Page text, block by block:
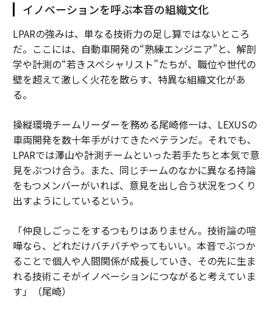
イノベーションを呼ぶ本音の組織文化
LPARの強みは、単なる技術力の足し算ではないところ
だ。ここには、自動車開発の“熟練エンジニア”と、解剖
学や計測の“若きスペシャリスト”たちが、職位や世代の
壁を超えて激しく火花を散らす、特異な組織文化があ
る。
操縦環境チームリーダーを務める尾崎修一は、LEXUSの
車両開発を数十年手がけてきたベテランだ。それでも、
LPARでは澤山や計測チームといった若手たちと本気で意
見をぶつけ合う。また、同じチームのなかに異なる持論
をもつメンバーがいれば、意見を出し合う状況をつくり
出すようにしているという。
「仲良しごっこをするつもりはありません。技術論の喧
嘩なら、どれだけバチバチやってもいい。本音でぶつか
ることで個人や人間関係が成長していき、その先に生ま
れる技術こそがイノベーションにつながると考えていま
す」（尾崎）